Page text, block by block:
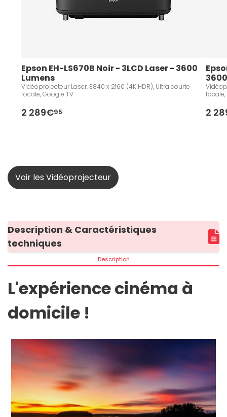
Epson EH-LS670B Noir - 3LCD Laser - 3600
Lumens
Vidéoprojecteur Laser, 3840 x 2160 (4K HDR), Ultra courte
focale, Google TV
2 289€95
focale,
2
Voir les Vidéoprojecteur
Description & Caractéristiques
techniques
Description
L'expérience cinéma à
domicile !